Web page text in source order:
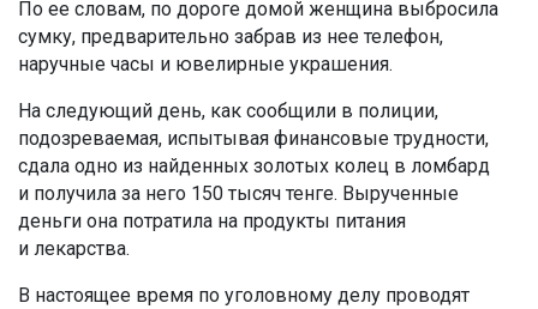
По ее словам, по дороге домой женщина выбросила
сумку, предварительно забрав из нее телефон,
наручные часы и ювелирные украшения.
На следующий день, как сообщили в полиции,
подозреваемая, испытывая финансовые трудности,
сдала одно из найденных золотых колец в ломбард
и получила за него 150 тысяч тенге. Вырученные
деньги она потратила на продукты питания
и лекарства.
В настоящее время по уголовному делу проводят